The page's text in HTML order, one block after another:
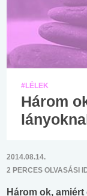
#LÉLEK
Három
2014.08.14.
2 PERCES OLVASÁSI
Három ok,